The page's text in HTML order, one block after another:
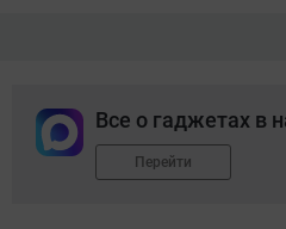
Все о гаджетах в
Перейти